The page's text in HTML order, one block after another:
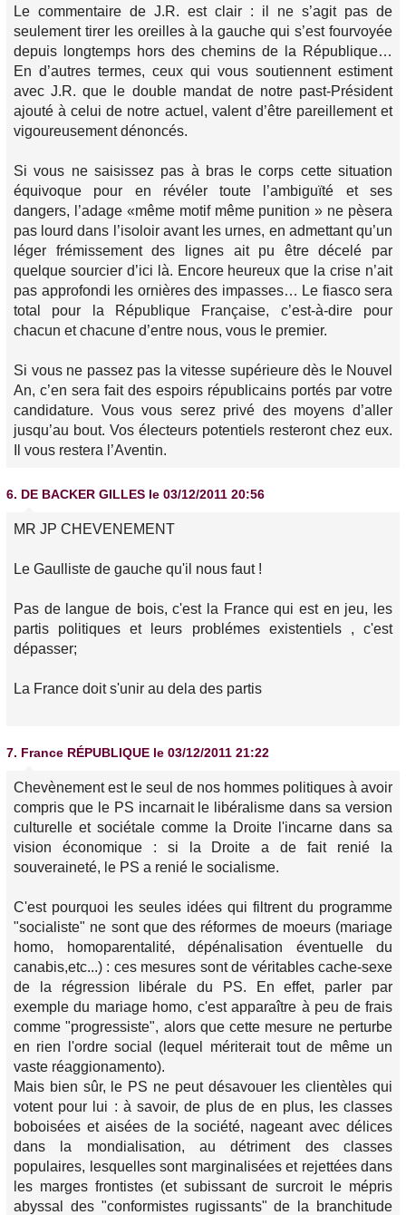
Le commentaire de J.R. est clair : il ne s’agit pas de
seulement tirer les oreilles à la gauche qui s’est fourvoyée
depuis longtemps hors des chemins de la République…
En d’autres termes, ceux qui vous soutiennent estiment
avec J.R. que le double mandat de notre past-Président
ajouté à celui de notre actuel, valent d’être pareillement et
vigoureusement dénoncés.
Si vous ne saisissez pas à bras le corps cette situation
équivoque pour en révéler toute l’ambiguïté et ses
dangers, l’adage «même motif même punition » ne pèsera
pas lourd dans l’isoloir avant les urnes, en admettant qu’un
léger frémissement des lignes ait pu être décelé par
quelque sourcier d’ici là. Encore heureux que la crise n’ait
pas approfondi les ornières des impasses… Le fiasco sera
total pour la République Française, c’est-à-dire pour
chacun et chacune d’entre nous, vous le premier.
Si vous ne passez pas la vitesse supérieure dès le Nouvel
An, c’en sera fait des espoirs républicains portés par votre
candidature. Vous vous serez privé des moyens d’aller
jusqu’au bout. Vos électeurs potentiels resteront chez eux.
Il vous restera l’Aventin.
6. DE BACKER GILLES le 03/12/2011 20:56
MR JP CHEVENEMENT
Le Gaulliste de gauche qu'il nous faut !
Pas de langue de bois, c'est la France qui est en jeu, les
partis politiques et leurs problémes existentiels , c'est
dépasser;
La France doit s'unir au dela des partis
7. France RÉPUBLIQUE le 03/12/2011 21:22
Chevènement est le seul de nos hommes politiques à avoir
compris que le PS incarnait le libéralisme dans sa version
culturelle et sociétale comme la Droite l'incarne dans sa
vision économique : si la Droite a de fait renié la
souveraineté, le PS a renié le socialisme.
C'est pourquoi les seules idées qui filtrent du programme
"socialiste" ne sont que des réformes de moeurs (mariage
homo, homoparentalité, dépénalisation éventuelle du
canabis,etc...) : ces mesures sont de véritables cache-sexe
de la régression libérale du PS. En effet, parler par
exemple du mariage homo, c'est apparaître à peu de frais
comme "progressiste", alors que cette mesure ne perturbe
en rien l'ordre social (lequel mériterait tout de même un
vaste réaggionamento).
Mais bien sûr, le PS ne peut désavouer les clientèles qui
votent pour lui : à savoir, de plus de en plus, les classes
boboisées et aisées de la société, nageant avec délices
dans la mondialisation, au détriment des classes
populaires, lesquelles sont marginalisées et rejettées dans
les marges frontistes (et subissant de surcroit le mépris
abyssal des "conformistes rugissants" de la branchitude